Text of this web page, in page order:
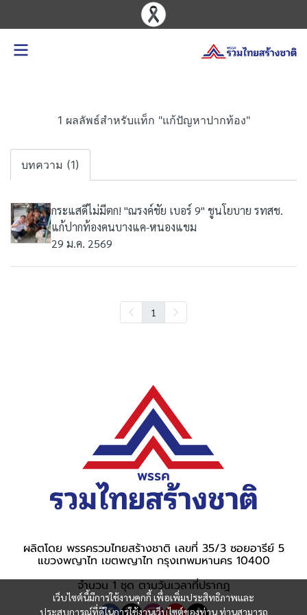
1 ผลลัพธ์สำหรับแท็ก "แก้ปัญหาปากท้อง"
บทความ (1)
กระแสดีไม่มีตก! "ณรงค์ชัย เบอร์ 9" ชูนโยบาย รทสช.
แก้ปากท้องคนบางแค-หนองแขม
29 ม.ค. 2569
1
เว็บไซต์นี้มีการใช้งานคุกกี้ เพื่อเพิ่มประสิทธิภาพและ
ประสบการณ์ที่ดีในการใช้งานเว็บไซต์ของท่าน ท่านสามารถ
ผลิตโดย พรรครวมไทยสร้างชาติ เลขที่ 35/3 ซอยอารีย์ 5
แขวงพญาไท เขตพญาไท กรุงเทพมหานคร 10400
จำนวน 1 ชุด ตามวันเวลาที่ปรากฎ